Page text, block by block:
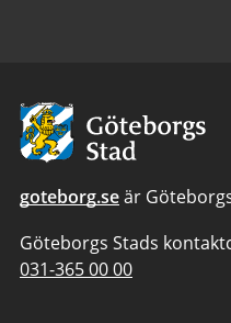
Avsändare:
Göteborgs
Stad
goteborg.seär
Göteborgs Stads
Telefonnummer
031-365 00 00